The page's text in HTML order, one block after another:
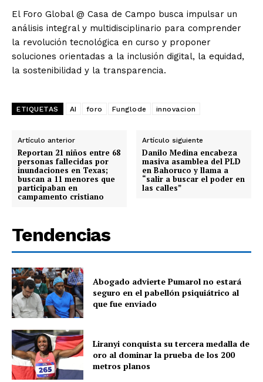
El Foro Global @ Casa de Campo busca impulsar un
análisis integral y multidisciplinario para comprender
la revolución tecnológica en curso y proponer
soluciones orientadas a la inclusión digital, la equidad,
la sostenibilidad y la transparencia.
ETIQUETAS AI foro Funglode innovacion
Artículo anterior
Reportan 21 niños entre 68
personas fallecidas por
inundaciones en Texas;
buscan a 11 menores que
participaban en
campamento cristiano
Artículo siguiente
Danilo Medina encabeza
masiva asamblea del PLD
en Bahoruco y llama a
“salir a buscar el poder en
las calles”
Tendencias
Abogado advierte Pumarol no estará
seguro en el pabellón psiquiátrico al
que fue enviado
Liranyi conquista su tercera medalla de
oro al dominar la prueba de los 200
metros planos